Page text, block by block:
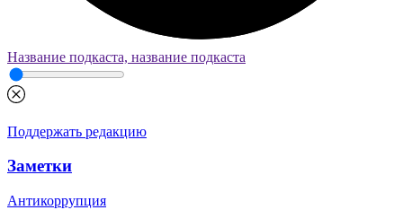
Название подкаста, название подкаста
Поддержать редакцию
Заметки
Антикоррупция